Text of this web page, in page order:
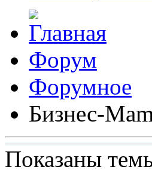
Форум
Форумное
Бизнес-
Показаны